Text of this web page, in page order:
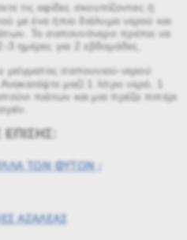
τις αφίδες σκουπίζοντας ή
με ένα ήπιο διάλυμα νερού και
Το σαπουνόνερο πρέπει να
3 ημέρες για 2 εβδομάδες.
σαπουνιού-νερού
μαζί 1 λίτρο νερό, 1
πιάτων και μια πρέζα πιπέρι
ΕΠΙΣΗΣ:
ΤΩΝ ΦΥΤΩΝ ;
ΑΖΑΛΕΑΣ